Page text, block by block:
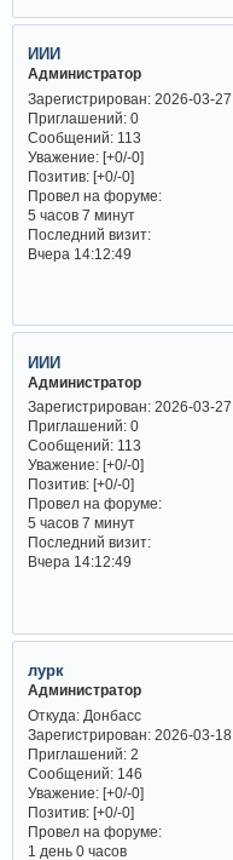
ИИИ
Администратор
Зарегистрирован: 2026-03-27
Приглашений:0
Сообщений:113
Уважение: [+0/-0]
Позитив: [+0/-0]
Провел на форуме:
5 часов 7 минут
Последний визит:
Вчера 14:12:49
ИИИ
Администратор
Зарегистрирован: 2026-03-27
Приглашений:0
Сообщений:113
Уважение: [+0/-0]
Позитив: [+0/-0]
Провел на форуме:
5 часов 7 минут
Последний визит:
Вчера 14:12:49
лурк
Администратор
Откуда:Донбасс
Зарегистрирован: 2026-03-18
Приглашений:2
Сообщений:146
Уважение: [+0/-0]
Позитив: [+0/-0]
Провел на форуме:
1 день 0 часов